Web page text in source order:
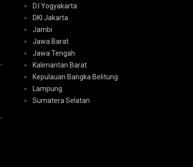
D.I Yogyakarta
DKI Jakarta
Jambi
Jawa Barat
Jawa Tengah
Kalimantan Barat
Kepulauan Bangka Belitung
Lampung
Sumatera Selatan